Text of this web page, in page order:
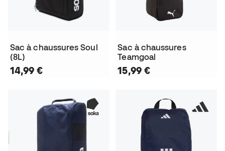
Sac à chaussures Soul
(8L)
14,99 €
Sac à chaussures
Teamgoal
15,99 €